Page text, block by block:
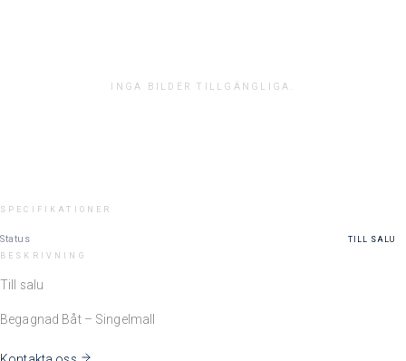
INGA BILDER TILLGÄNGLIGA.
SPECIFIKATIONER
Status
TILL SALU
BESKRIVNING
Till salu
Begagnad Båt – Singelmall